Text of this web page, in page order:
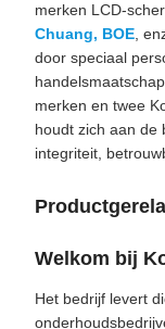
merken LCD-
Chuang, BOE ,
door speciaal
merken en twee
houdt zich aan de
integriteit,
Welkom bij
Het bedrijf levert